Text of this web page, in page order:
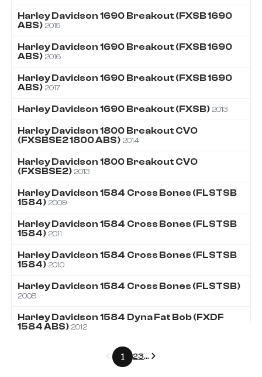
Harley Davidson 1690 Breakout (FXSB 1690
ABS) 2015
Harley Davidson 1690 Breakout (FXSB 1690
ABS) 2016
Harley Davidson 1690 Breakout (FXSB 1690
ABS) 2017
Harley Davidson 1690 Breakout (FXSB) 2013
Harley Davidson 1800 Breakout CVO
(FXSBSE2 1800 ABS) 2014
Harley Davidson 1800 Breakout CVO
(FXSBSE2) 2013
Harley Davidson 1584 Cross Bones (FLSTSB
1584) 2009
Harley Davidson 1584 Cross Bones (FLSTSB
1584) 2011
Harley Davidson 1584 Cross Bones (FLSTSB
1584) 2010
Harley Davidson 1584 Cross Bones (FLSTSB)
2008
Harley Davidson 1584 Dyna Fat Bob (FXDF
1584 ABS) 2012
Précédent
1 23... Suivant